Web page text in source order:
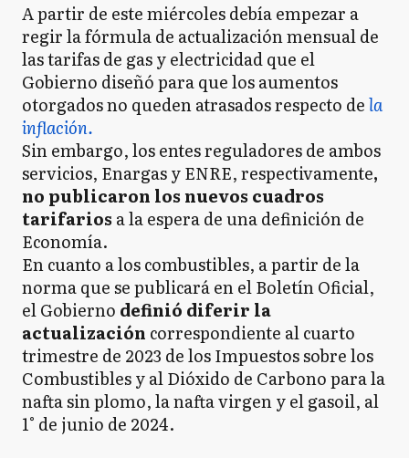
A partir de este miércoles debía empezar a
regir la fórmula de actualización mensual de
las tarifas de gas y electricidad que el
Gobierno diseñó para que los aumentos
otorgados no queden atrasados respecto dela
inflación.
Sin embargo, los entes reguladores de ambos
servicios, Enargas y ENRE, respectivamente,
no publicaron los nuevos cuadros
tarifarios a la espera de una definición de
Economía.
En cuanto a los combustibles, a partir de la
norma que se publicará en el Boletín Oficial,
el Gobierno definió diferir la
actualización correspondiente al cuarto
trimestre de 2023 de los Impuestos sobre los
Combustibles y al Dióxido de Carbono para la
nafta sin plomo, la nafta virgen y el gasoil, al
1° de junio de 2024.